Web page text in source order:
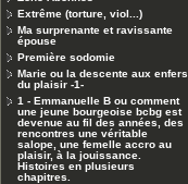
Extrême (torture, viol...)
Ma surprenante et ravissante
épouse
Première sodomie
Marie ou la descente aux enfers
du plaisir -1-
1 - Emmanuelle B ou comment
une jeune bourgeoise bcbg est
devenue au fil des années, des
rencontres une véritable
salope, une femelle accro au
plaisir, à la jouissance.
Histoires en plusieurs
chapitres.